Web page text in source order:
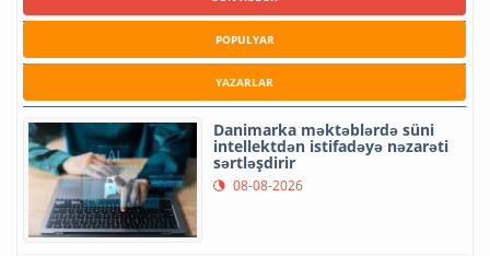
POPULYAR
YAZARLAR
Danimarka məktəblərdə süni
intellektdən istifadəyə nəzarəti
sərtləşdirir
08-08-2026